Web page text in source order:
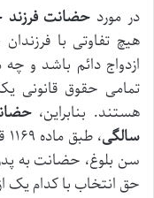
در مورد حضانت فرزند
هیچ تفاوتی با
ازدواج دائم باشد و
تمامی حقوق قانونی
هستند. بنابراین،
سالگی
سن بلوغ، حضانت به
حق انتخاب با کدام یک از